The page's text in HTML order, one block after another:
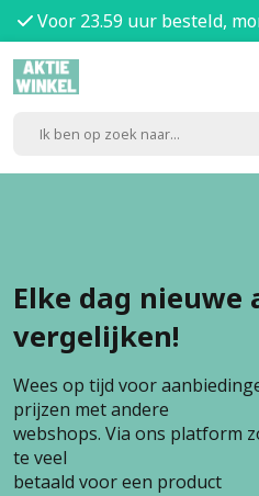
Voor 23.59 uur besteld,
Elke dag nieuwe
vergelijken!
Wees op tijd voor
prijzen met andere
webshops. Via ons platform
te veel
betaald voor een product